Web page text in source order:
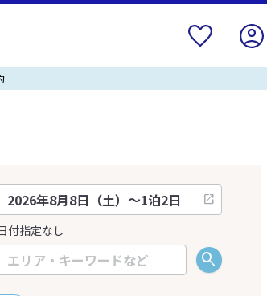
付指定なし